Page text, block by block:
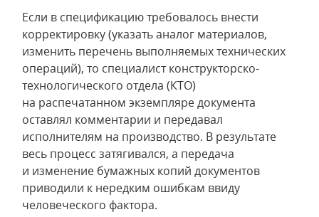
Если в спецификацию требовалось внести
корректировку (указать аналог материалов,
изменить перечень выполняемых технических
операций), то специалист конструкторско-
технологического отдела (КТО)
на распечатанном экземпляре документа
оставлял комментарии и передавал
исполнителям на производство. В результате
весь процесс затягивался, а передача
и изменение бумажных копий документов
приводили к нередким ошибкам ввиду
человеческого фактора.